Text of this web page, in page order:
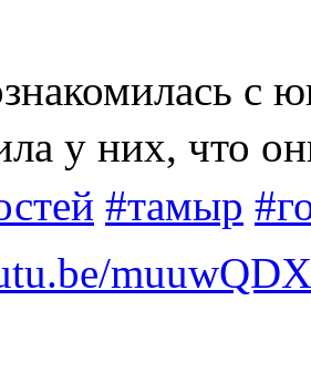
с
у них, что
#тамыр